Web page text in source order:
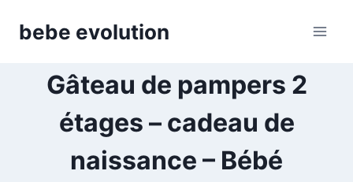
bebe evolution
Gâteau de pampers 2
étages – cadeau de
naissance – Bébé